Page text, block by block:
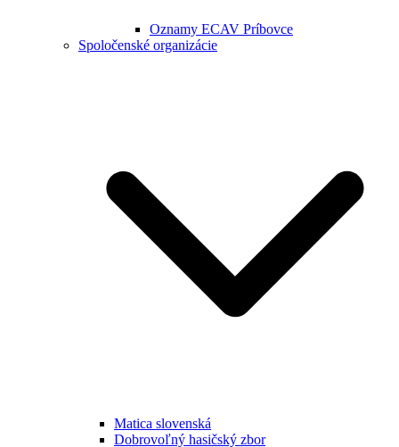
Oznamy ECAV Príbovce
Spoločenské organizácie
Matica slovenská
Dobrovoľný hasičský zbor